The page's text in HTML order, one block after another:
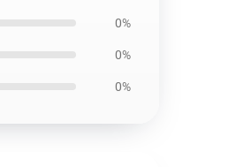
0%
0%
0%